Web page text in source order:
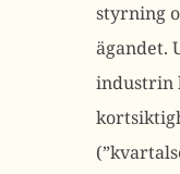
styrning
ägandet.
industrin